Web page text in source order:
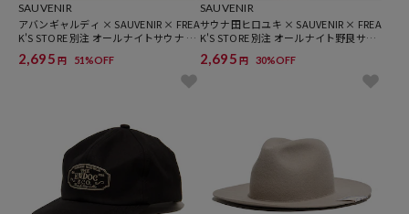
SAUVENIR
アバンギャルディ × SAUVENIR × FREA
K'S STORE 別注 オールナイトサウナ サ
ウナ3点セット（バッグ/タオル/サウナ
ハット）
2,695 円 51%OFF
SAUVENIR
サウナ田ヒロユキ × SAUVENIR × FREA
K'S STORE 別注 オールナイト野良サウ
ナ ロゴ サウナハット
2,695 円 30%OFF